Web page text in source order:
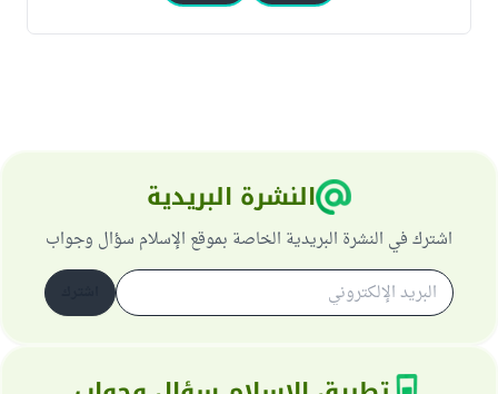
النشرة البريدية
اشترك في النشرة البريدية الخاصة بموقع الإسلام سؤال وجواب
اشترك